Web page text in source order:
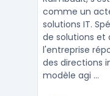
comme un
solutions IT.
de solutions et
l'entreprise
des directions
modèle agi ...